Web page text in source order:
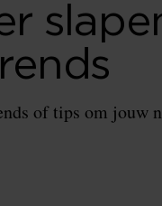
of tips om jouw